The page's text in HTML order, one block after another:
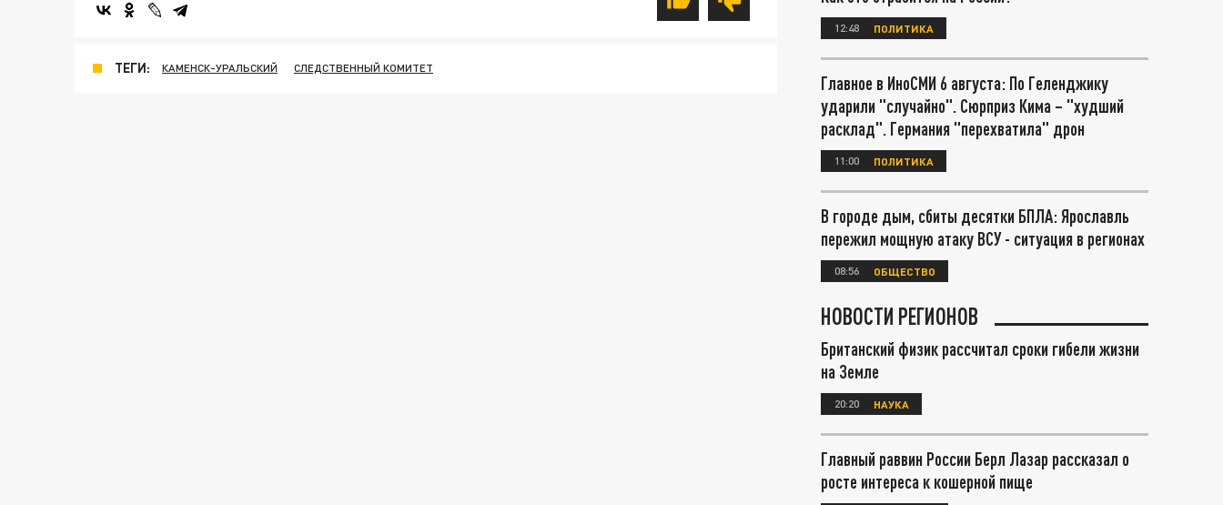
ТЕГИ: КАМЕНСК-УРАЛЬСКИЙ СЛЕДСТВЕННЫЙ КОМИТЕТ
12:48 ПОЛИТИКА
Главное в ИноСМИ 6 августа: По Геленджику
ударили "случайно". Сюрприз Кима – "худший
расклад". Германия "перехватила" дрон
11:00 ПОЛИТИКА
В городе дым, сбиты десятки БПЛА: Ярославль
пережил мощную атаку ВСУ - ситуация в регионах
08:56 ОБЩЕСТВО
НОВОСТИ РЕГИОНОВ
Британский физик рассчитал сроки гибели жизни
на Земле
20:20 НАУКА
Главный раввин России Берл Лазар рассказал о
росте интереса к кошерной пище